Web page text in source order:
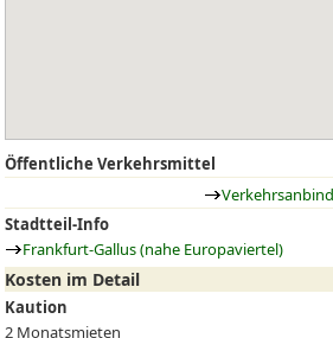
Öffentliche Verkehrsmittel
Stadtteil-Info
Frankfurt-Gallus (nahe Europaviertel)
Kosten im Detail
Kaution
2 Monatsmieten